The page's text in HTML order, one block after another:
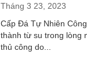
Tháng 3 23, 2023
Cấp Đá Tự Nhiên
thành từ su trong lòng
thủ công do...